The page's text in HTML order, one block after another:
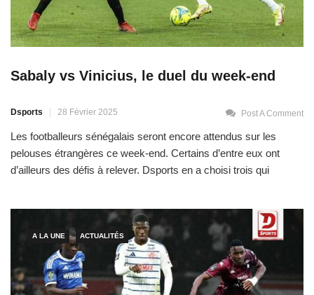
Sabaly vs Vinicius, le duel du week-end
Dsports 28 Février 2025 Post A Comment
Les footballeurs sénégalais seront encore attendus sur les
pelouses étrangères ce week-end. Certains d’entre eux ont
d’ailleurs des défis à relever. Dsports en a choisi trois qui
Dia et l’AC Milan. L’international sénégalais avait […]
A LA UNE ACTUALITÉS